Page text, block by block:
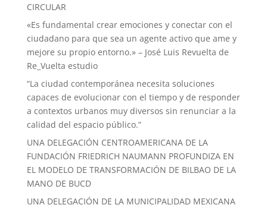
CIRCULAR
«Es fundamental crear emociones y conectar con el
ciudadano para que sea un agente activo que ame y
mejore su propio entorno.» – José Luis Revuelta de
Re_Vuelta estudio
“La ciudad contemporánea necesita soluciones
capaces de evolucionar con el tiempo y de responder
a contextos urbanos muy diversos sin renunciar a la
calidad del espacio público.”
UNA DELEGACIÓN CENTROAMERICANA DE LA
FUNDACIÓN FRIEDRICH NAUMANN PROFUNDIZA EN
EL MODELO DE TRANSFORMACIÓN DE BILBAO DE LA
MANO DE BUCD
UNA DELEGACIÓN DE LA MUNICIPALIDAD MEXICANA